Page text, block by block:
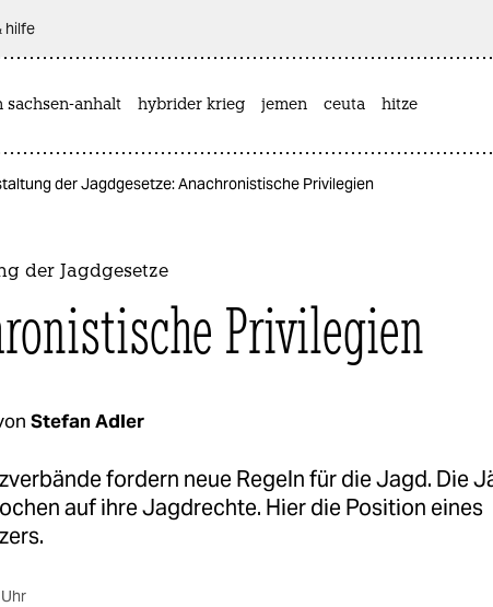
hilfe
sachsen-anhalt hybrider krieg jemen ceuta hitze
der Jagdgesetze: Anachronistische Privilegien
der Jagdgesetze
Privilegien
Stefan Adler
fordern neue Regeln für die Jagd. Die
auf ihre Jagdrechte. Hier die Position eines